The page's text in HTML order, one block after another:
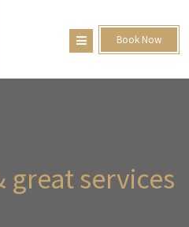
Book Now
great services